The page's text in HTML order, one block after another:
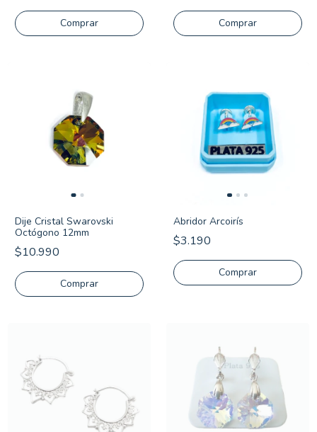
Comprar
Dije Cristal Swarovski
Octógono 12mm
$10.990
Abridor Arcoirís
$3.190